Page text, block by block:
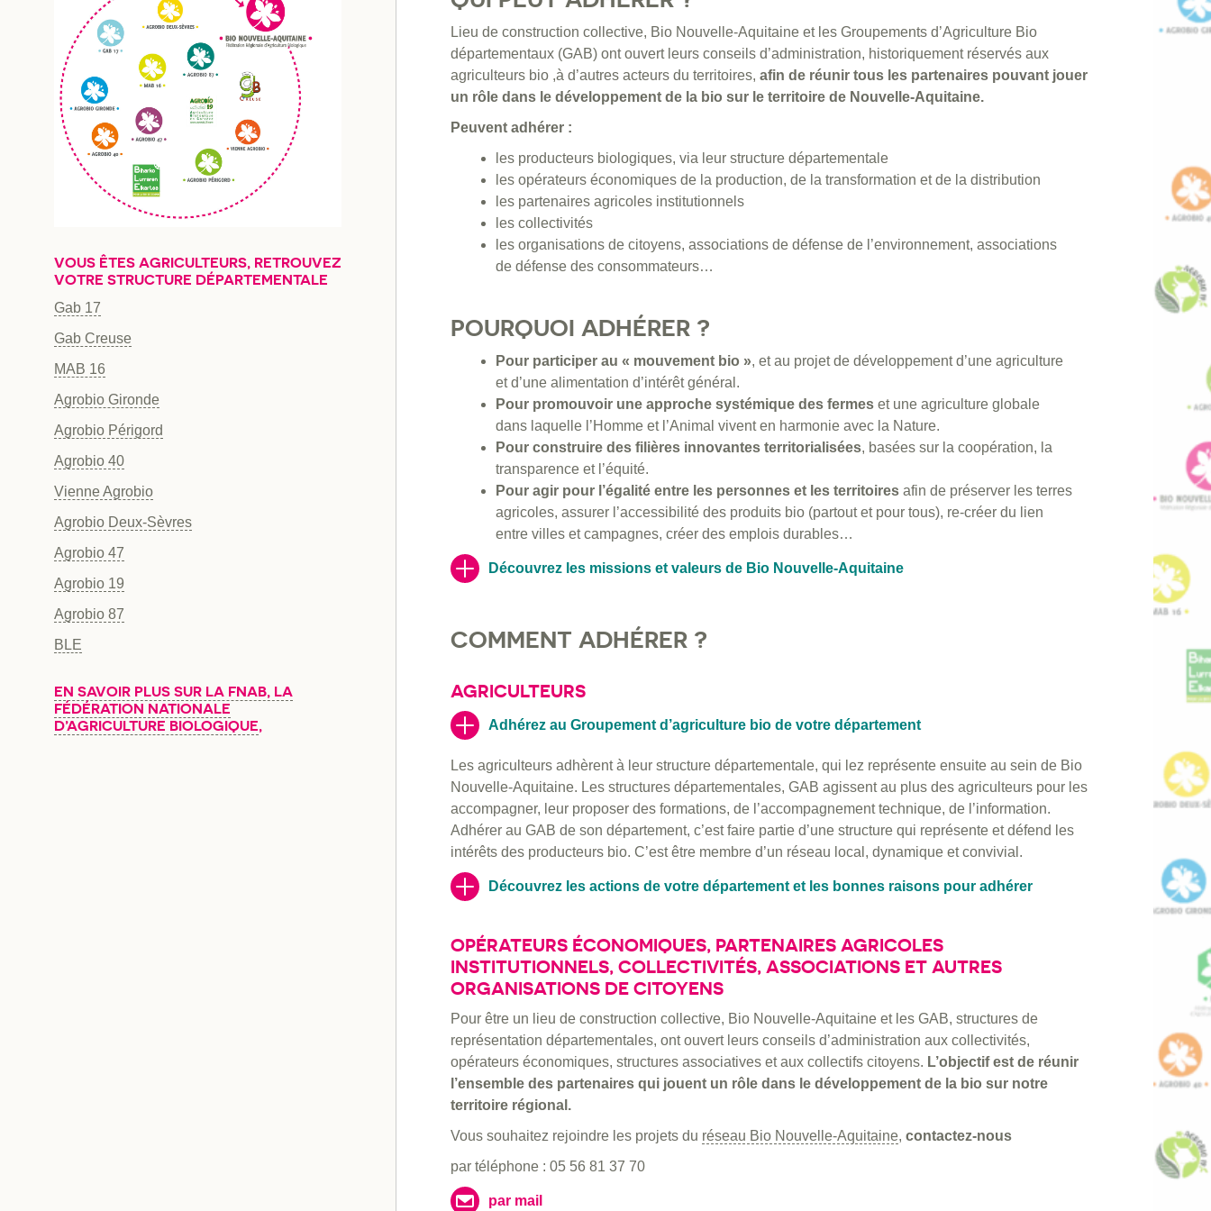
Lieu de construction collective, Bio Nouvelle-Aquitaine et les Groupements d’Agriculture Bio
départementaux (GAB) ont ouvert leurs conseils d’administration, historiquement réservés aux
agriculteurs bio ,à d’autres acteurs du territoires, afin de réunir tous les partenaires pouvant jouer
un rôle dans le développement de la bio sur le territoire de Nouvelle-Aquitaine.
Peuvent adhérer :
les producteurs biologiques, via leur structure départementale
les opérateurs économiques de la production, de la transformation et de la distribution
les partenaires agricoles institutionnels
les collectivités
les organisations de citoyens, associations de défense de l’environnement, associations
de défense des consommateurs…
POURQUOI ADHÉRER ?
Pour participer au « mouvement bio », et au projet de développement d’une agriculture
et d’une alimentation d’intérêt général.
Pour promouvoir une approche systémique des fermes et une agriculture globale
dans laquelle l’Homme et l’Animal vivent en harmonie avec la Nature.
Pour construire des filières innovantes territorialisées, basées sur la coopération, la
transparence et l’équité.
Pour agir pour l’égalité entre les personnes et les territoires afin de préserver les terres
agricoles, assurer l’accessibilité des produits bio (partout et pour tous), re-créer du lien
entre villes et campagnes, créer des emplois durables…
Découvrez les missions et valeurs de Bio Nouvelle-Aquitaine
COMMENT ADHÉRER ?
AGRICULTEURS
Adhérez au Groupement d’agriculture bio de votre département
Les agriculteurs adhèrent à leur structure départementale, qui lez représente ensuite au sein de Bio
Nouvelle-Aquitaine. Les structures départementales, GAB agissent au plus des agriculteurs pour les
accompagner, leur proposer des formations, de l’accompagnement technique, de l’information.
Adhérer au GAB de son département, c’est faire partie d’une structure qui représente et défend les
intérêts des producteurs bio. C’est être membre d’un réseau local, dynamique et convivial.
Découvrez les actions de votre département et les bonnes raisons pour adhérer
OPÉRATEURS ÉCONOMIQUES, PARTENAIRES AGRICOLES
INSTITUTIONNELS, COLLECTIVITÉS, ASSOCIATIONS ET AUTRES
ORGANISATIONS DE CITOYENS
Pour être un lieu de construction collective, Bio Nouvelle-Aquitaine et les GAB, structures de
représentation départementales, ont ouvert leurs conseils d’administration aux collectivités,
opérateurs économiques, structures associatives et aux collectifs citoyens. L’objectif est de réunir
l’ensemble des partenaires qui jouent un rôle dans le développement de la bio sur notre
territoire régional.
Vous souhaitez rejoindre les projets du réseau Bio Nouvelle-Aquitaine, contactez-nous
par téléphone : 05 56 81 37 70
par mail
VOUS ÊTES AGRICULTEURS, RETROUVEZ
VOTRE STRUCTURE DÉPARTEMENTALE
Gab 17
Gab Creuse
MAB 16
Agrobio Gironde
Agrobio Périgord
Agrobio 40
Vienne Agrobio
Agrobio Deux-Sèvres
Agrobio 47
Agrobio 19
Agrobio 87
BLE
EN SAVOIR PLUS SUR LA FNAB, LA
FÉDÉRATION NATIONALE
D’AGRICULTURE BIOLOGIQUE,